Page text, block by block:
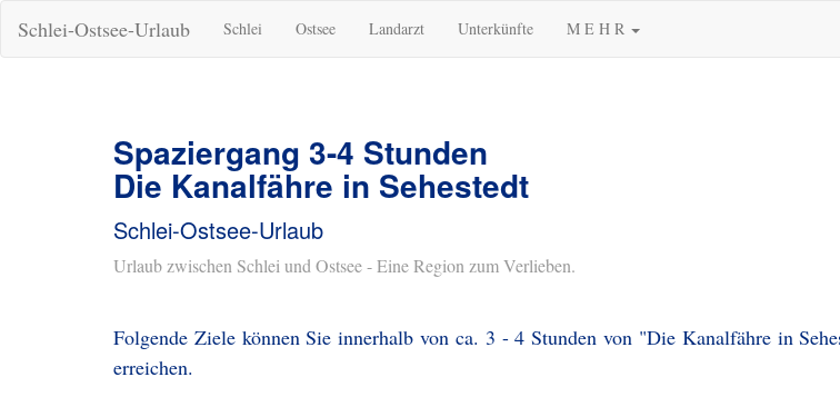
Schlei-Ostsee-Urlaub Schlei Ostsee Landarzt Unterkünfte M E H R
Spaziergang 3-4 Stunden
Die Kanalfähre in Sehestedt
Schlei-Ostsee-Urlaub
Urlaub zwischen Schlei und Ostsee - Eine Region zum Verlieben.
Folgende Ziele können Sie innerhalb von ca. 3 - 4 Stunden von "Die Kanalfähre in
erreichen.